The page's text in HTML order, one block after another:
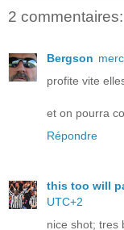
2 commentaires:
Bergson
profite vite
et on pourra
Répondre
this too will
UTC+2
nice shot; tres